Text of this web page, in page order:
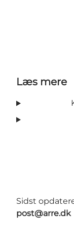
Læs mere
Sidst
post@arre.dk